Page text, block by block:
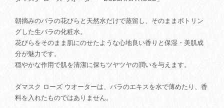
朝摘みのバラの花びらと天然水だけで蒸留し、そのままボトリン
グした生バラの化粧水。
花びらをそのまま肌にのせたような心地良い香りと保湿・美肌成
分が魅力です。
穏やかな作用で肌を清潔に保ちツヤツヤの潤いを与えます。
ダマスク ローズ ウオーターは、バラのエキスを水で薄めたり、香
料を入れたものではありません。